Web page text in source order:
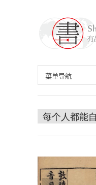
每个人都能